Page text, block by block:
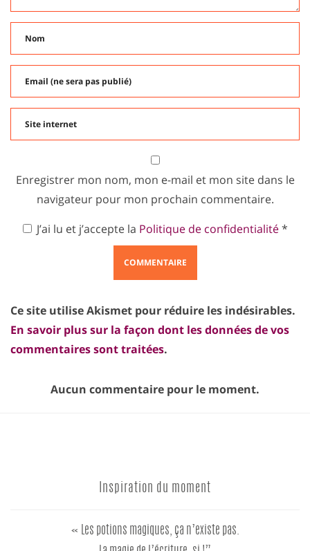
Enregistrer mon nom, mon e-mail et mon site dans le
navigateur pour mon prochain commentaire.
J’ai lu et j’accepte la Politique de confidentialité*
Ce site utilise Akismet pour réduire les indésirables.
En savoir plus sur la façon dont les données de vos
commentaires sont traitées.
Aucun commentaire pour le moment.
Inspiration du moment
« Les potions magiques, ça n’existe pas.